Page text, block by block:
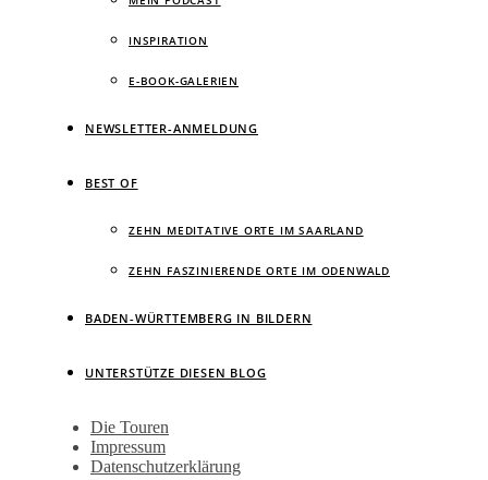
INSPIRATION
E-BOOK-GALERIEN
NEWSLETTER-ANMELDUNG
BEST OF
ZEHN MEDITATIVE ORTE IM SAARLAND
ZEHN FASZINIERENDE ORTE IM ODENWALD
BADEN-WÜRTTEMBERG IN BILDERN
UNTERSTÜTZE DIESEN BLOG
Wandertagebuch von Torsten
Wirschum
Die Touren
Impressum
Datenschutzerklärung